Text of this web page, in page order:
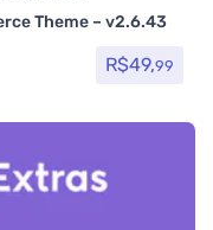
, Som e video
Woocommerce
Theme – v2.6.43
R$49,99